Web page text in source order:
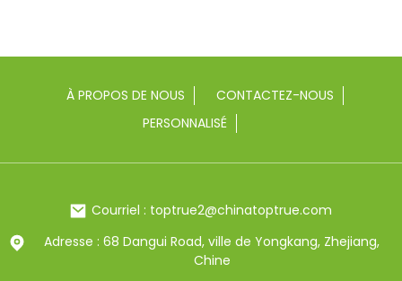
À PROPOS DE NOUS
CONTACTEZ-NOUS
PERSONNALISÉ
Courriel : toptrue2@chinatoptrue.com
Adresse : 68 Dangui Road, ville de Yongkang, Zhejiang,
Chine